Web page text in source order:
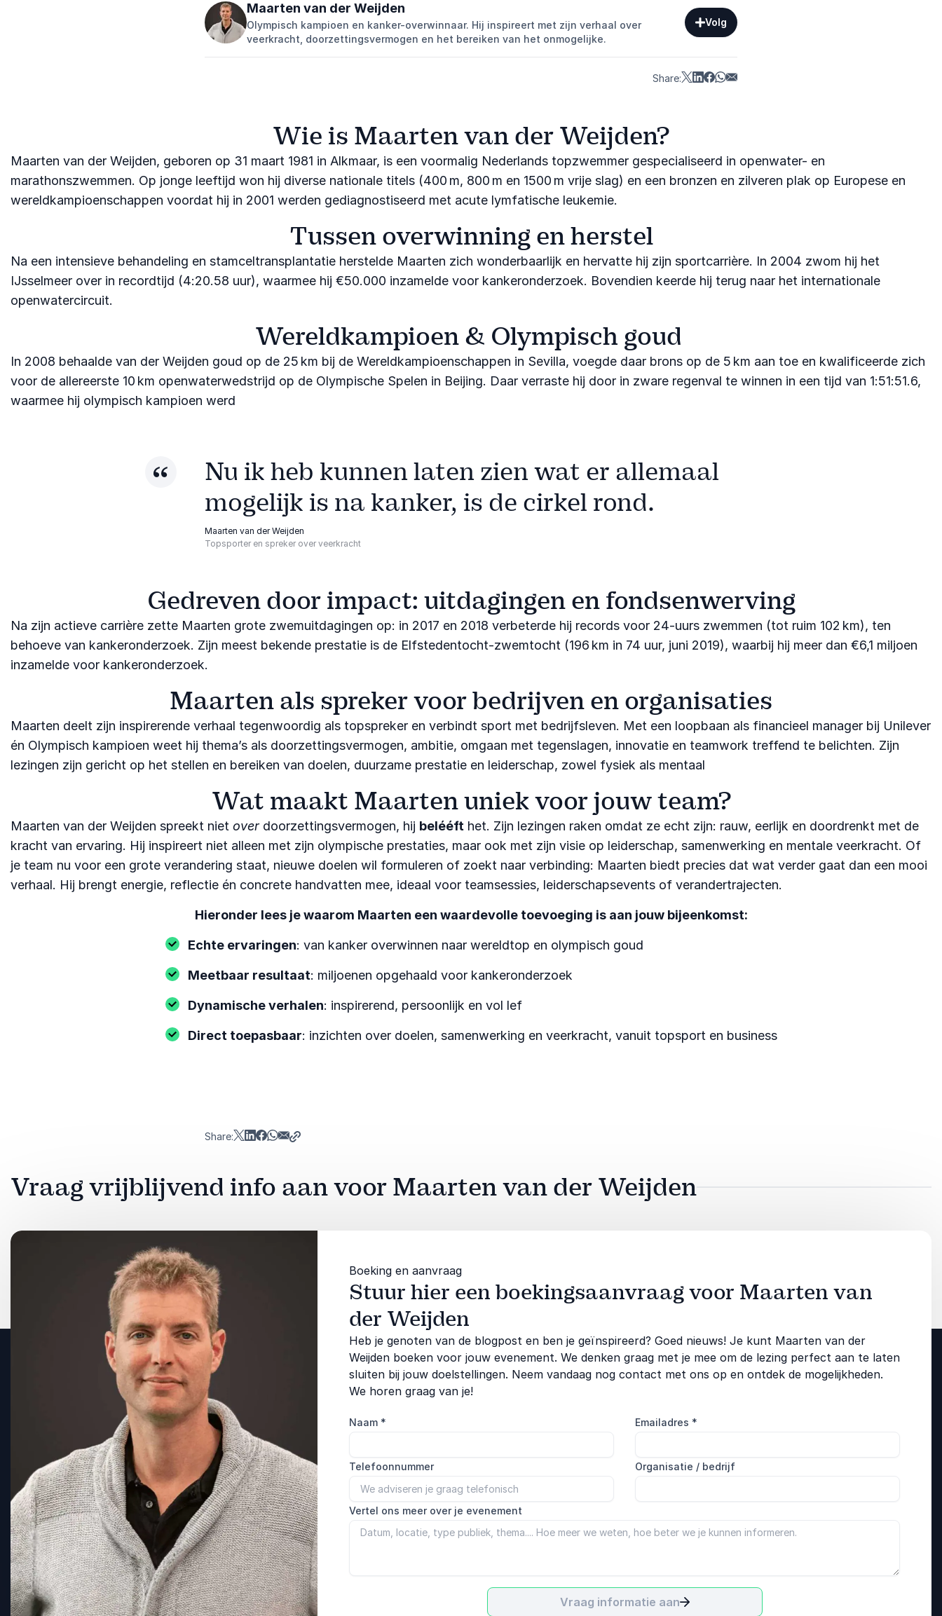
Maarten van der Weijden
Olympisch kampioen en kanker-overwinnaar. Hij inspireert met zijn verhaal over
veerkracht, doorzettingsvermogen en het bereiken van het onmogelijke.
Volg
Share:
Wie is Maarten van der Weijden?
Maarten van der Weijden, geboren op 31 maart 1981 in Alkmaar, is een voormalig Nederlands topzwemmer gespecialiseerd in openwater- en
marathonszwemmen. Op jonge leeftijd won hij diverse nationale titels (400 m, 800 m en 1500 m vrije slag) en een bronzen en zilveren plak op Europese en
wereldkampioenschappen voordat hij in 2001 werden gediagnostiseerd met acute lymfatische leukemie.
Tussen overwinning en herstel
Na een intensieve behandeling en stamceltransplantatie herstelde Maarten zich wonderbaarlijk en hervatte hij zijn sportcarrière. In 2004 zwom hij het
IJsselmeer over in recordtijd (4:20.58 uur), waarmee hij €50.000 inzamelde voor kankeronderzoek. Bovendien keerde hij terug naar het internationale
openwatercircuit.
Wereldkampioen & Olympisch goud
In 2008 behaalde van der Weijden goud op de 25 km bij de Wereldkampioenschappen in Sevilla, voegde daar brons op de 5 km aan toe en kwalificeerde zich
voor de allereerste 10 km openwaterwedstrijd op de Olympische Spelen in Beijing. Daar verraste hij door in zware regenval te winnen in een tijd van 1:51:51.6,
waarmee hij olympisch kampioen werd
Nu ik heb kunnen laten zien wat er allemaal
mogelijk is na kanker, is de cirkel rond.
Maarten van der Weijden
Topsporter en spreker over veerkracht
Gedreven door impact: uitdagingen en fondsenwerving
Na zijn actieve carrière zette Maarten grote zwemuitdagingen op: in 2017 en 2018 verbeterde hij records voor 24-uurs zwemmen (tot ruim 102 km), ten
behoeve van kankeronderzoek. Zijn meest bekende prestatie is de Elfstedentocht‑zwemtocht (196 km in 74 uur, juni 2019), waarbij hij meer dan €6,1 miljoen
inzamelde voor kankeronderzoek.
Maarten als spreker voor bedrijven en organisaties
Maarten deelt zijn inspirerende verhaal tegenwoordig als topspreker en verbindt sport met bedrijfsleven. Met een loopbaan als financieel manager bij Unilever
én Olympisch kampioen weet hij thema’s als doorzettingsvermogen, ambitie, omgaan met tegenslagen, innovatie en teamwork treffend te belichten. Zijn
lezingen zijn gericht op het stellen en bereiken van doelen, duurzame prestatie en leiderschap, zowel fysiek als mentaal
Wat maakt Maarten uniek voor jouw team?
Maarten van der Weijden spreekt niet overdoorzettingsvermogen, hij belééft het. Zijn lezingen raken omdat ze echt zijn: rauw, eerlijk en doordrenkt met de
kracht van ervaring. Hij inspireert niet alleen met zijn olympische prestaties, maar ook met zijn visie op leiderschap, samenwerking en mentale veerkracht. Of
je team nu voor een grote verandering staat, nieuwe doelen wil formuleren of zoekt naar verbinding: Maarten biedt precies dat wat verder gaat dan een mooi
verhaal. Hij brengt energie, reflectie én concrete handvatten mee, ideaal voor teamsessies, leiderschapsevents of verandertrajecten.
Hieronder lees je waarom Maarten een waardevolle toevoeging is aan jouw bijeenkomst:
Echte ervaringen: van kanker overwinnen naar wereldtop en olympisch goud
Meetbaar resultaat: miljoenen opgehaald voor kankeronderzoek
Dynamische verhalen: inspirerend, persoonlijk en vol lef
Direct toepasbaar: inzichten over doelen, samenwerking en veerkracht, vanuit topsport en business
Share:
Vraag vrijblijvend info aan voor Maarten van der Weijden
Boeking en aanvraag
Stuur hier een boekingsaanvraag voor Maarten van
der Weijden
Heb je genoten van de blogpost en ben je geïnspireerd? Goed nieuws! Je kunt Maarten van der
Weijden boeken voor jouw evenement. We denken graag met je mee om de lezing perfect aan te laten
sluiten bij jouw doelstellingen. Neem vandaag nog contact met ons op en ontdek de mogelijkheden.
We horen graag van je!
Naam *
Telefoonnummer
Emailadres *
Organisatie / bedrijf
Vertel ons meer over je evenement
Vraag informatie aan